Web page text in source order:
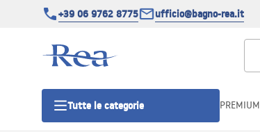
+39 06 9762 8775 ufficio@bagno-rea.it
Tutte le categorie PREMIUM